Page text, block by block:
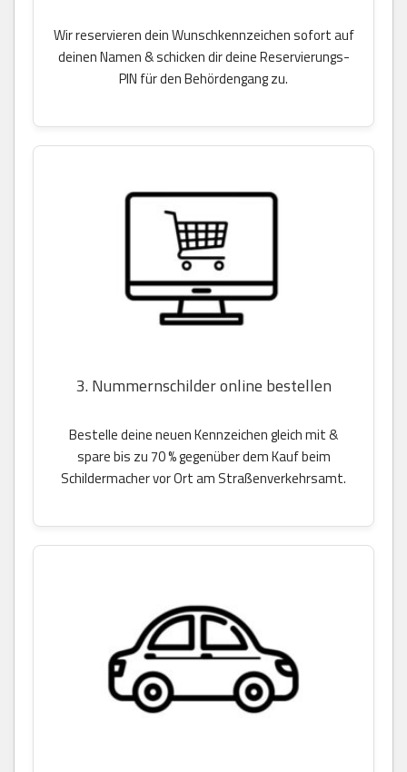
Wir reservieren dein Wunschkennzeichen sofort auf
deinen Namen & schicken dir deine Reservierungs-
PIN für den Behördengang zu.
3. Nummernschilder online bestellen
Bestelle deine neuen Kennzeichen gleich mit &
spare bis zu 70 % gegenüber dem Kauf beim
Schildermacher vor Ort am Straßenverkehrsamt.